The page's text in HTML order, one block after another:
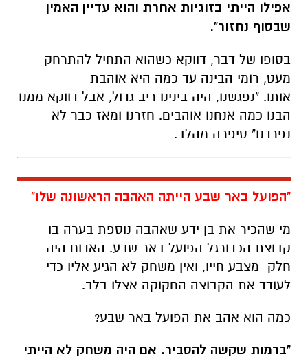
מעט, רומי הבינה עד כמה היא אוהבת
אותו."נפגשנו, היה בינינו ריב גדול, אבל דווקא ממנו
נפרדנו" סיפרה מהלב.
"הפועל באר שבע הייתה האהבה הראשונה שלו"
מי שהכיר את בן ידע שאהבה נוספת בערה בו -
קבוצת הכדורגל הפועל באר שבע. האדום היה
חלק מצבע חייו, ואין משחק לא הגיע אליו כדי
כמה הוא אהב את הפועל באר שבע?
"ברמות שקשה להסביר. אם היה משחק לא הייתי
ולפעמים הייתי באה איתו למשחקים".
הלכת לחגיגות האליפות?